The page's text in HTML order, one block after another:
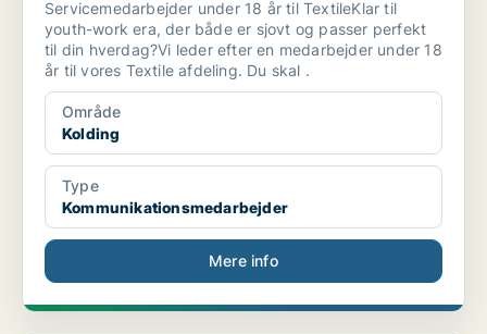
Servicemedarbejder under 18 år til TextileKlar til
youth-work era, der både er sjovt og passer perfekt
til din hverdag?Vi leder efter en medarbejder under 18
år til vores Textile afdeling. Du skal .
Område
Kolding
Type
Kommunikationsmedarbejder
Mere info